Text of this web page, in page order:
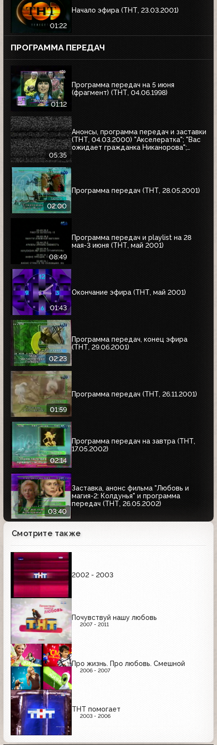
01:22
Начало эфира (ТНТ, 23.03.2001)
ПРОГРАММА ПЕРЕДАЧ
01:12
Программа передач на 5 июня
(фрагмент) (ТНТ, 04.06.1998)
05:35
Анонсы, программа передач и заставки
(ТНТ, 04.03.2000) "Акселератка"; "Вас
ожидает гражданка Никанорова";
02:00
Программа передач (ТНТ, 28.05.2001)
08:49
Программа передач и playlist на 28
мая-3 июня (ТНТ, май 2001)
01:43
Окончание эфира (ТНТ, май 2001)
02:23
Программа передач, конец эфира
(ТНТ, 29.06.2001)
01:59
Программа передач (ТНТ, 26.11.2001)
02:14
Программа передач на завтра (ТНТ,
17.05.2002)
03:40
Заставка, анонс фильма "Любовь и
магия-2: Колдунья" и программа
передач (ТНТ, 26.05.2002)
Смотрите также
2002 - 2003
Почувствуй нашу любовь
2007 - 2011
Про жизнь. Про любовь. Смешной
2006 - 2007
ТНТ помогает
2003 - 2006